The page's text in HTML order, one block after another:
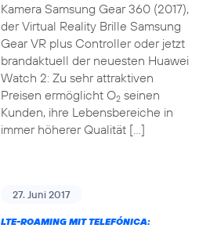
Kamera Samsung Gear 360 (2017),
der Virtual Reality Brille Samsung
Gear VR plus Controller oder jetzt
brandaktuell der neuesten Huawei
Watch 2: Zu sehr attraktiven
Preisen ermöglicht O2seinen
Kunden, ihre Lebensbereiche in
immer höherer Qualität […]
27. Juni 2017
LTE-ROAMING MIT TELEFÓNICA: